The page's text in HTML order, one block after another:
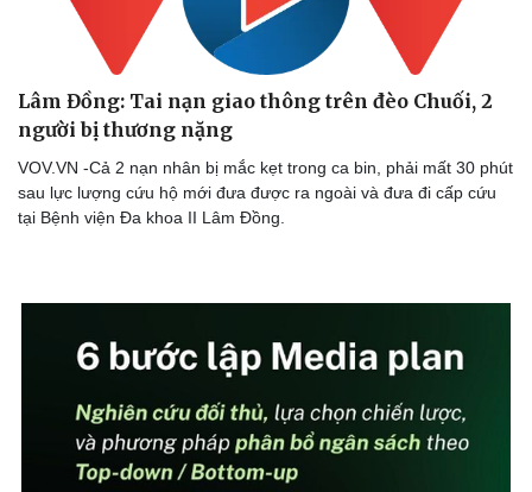
Lâm Đồng: Tai nạn giao thông trên đèo Chuối, 2
người bị thương nặng
VOV.VN -Cả 2 nạn nhân bị mắc kẹt trong ca bin, phải mất 30 phút
sau lực lượng cứu hộ mới đưa được ra ngoài và đưa đi cấp cứu
tại Bệnh viện Đa khoa II Lâm Đồng.